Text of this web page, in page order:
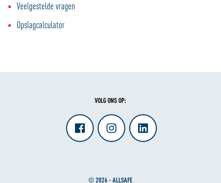
Veelgestelde vragen
Opslagcalculator
VOLG ONS OP:
© 2026 - ALLSAFE